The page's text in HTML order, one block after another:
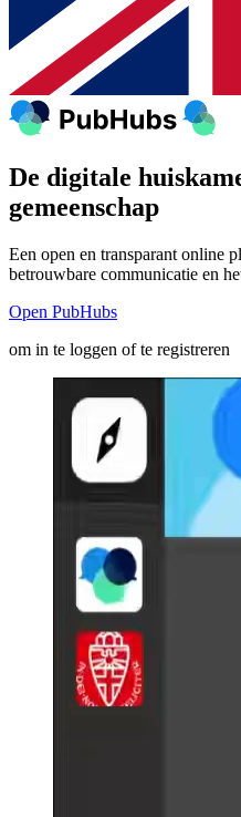
De digitale
gemeenschap
Een open en transparant online
betrouwbare communicatie en
Open PubHubs
om in te loggen of te registreren